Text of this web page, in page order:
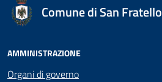
Comune di San Fratello
AMMINISTRAZIONE
Organi di governo